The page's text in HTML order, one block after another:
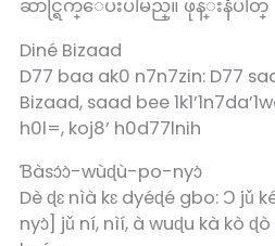
ဆာင္ရြက္ေပးပါမည္။ ဖုန္းနံပါတ္
Diné Bizaad
D77 baa ak0 n7n7zin: D77
Bizaad, saad bee
h0l=, koj8’ h0d77lnih
Ɓàsɔ́ɔ̀-wùɖù-po-nyɔ̀
Dè ɖɛ nìà kɛ dyéɖé gbo: Ɔ jǔ
nyɔ̀] jǔ ní, nìí, à wuɖu kà kò